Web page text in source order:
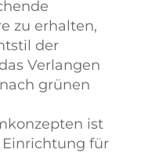
zu erhalten,
der
Verlangen
grünen
ist
für